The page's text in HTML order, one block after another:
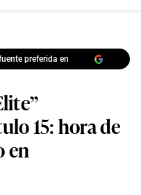
preferida en
15: hora de
en